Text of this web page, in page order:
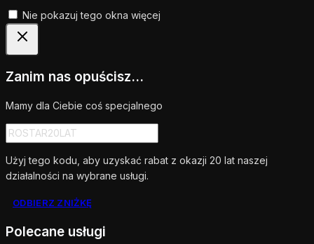
Nie pokazuj tego okna więcej
Zanim nas opuścisz...
Mamy dla Ciebie coś specjalnego
Użyj tego kodu, aby uzyskać rabat z okazji 20 lat naszej
działalności na wybrane usługi.
ODBIERZ ZNIŻKĘ
Polecane usługi